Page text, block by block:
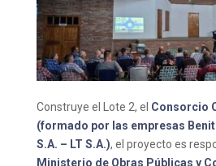
Construye el Lote 2, el Consorcio
(formado por las empresas
S.A. – LT S.A.), el proyecto es
Ministerio de Obras Públicas y